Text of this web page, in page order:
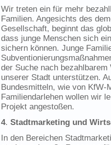
Wir treten ein für mehr
Familien. Angesichts des
Gesellschaft, beginnt das
dass junge Menschen sich
sichern können. Junge
der Suche nach
unserer Stadt unterstützen.
Bundesmitteln, wie von KfW-
Familiendarlehen wollen wir
Projekt angestoßen.
4. Stadtmarketing und
In den Bereichen